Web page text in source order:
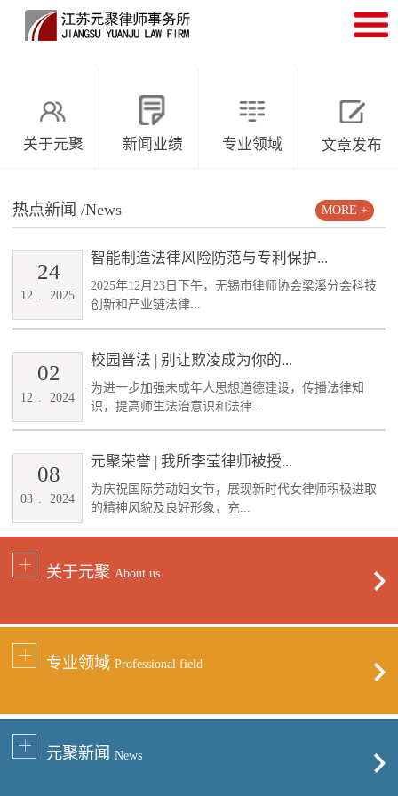
关于元聚 新闻业绩 专业领域 文章发布
热点新闻 /News
智能制造法律风险防范与专利保护...
2025年12月23日下午，无锡市律师协会梁溪分会科技
创新和产业链法律...
12 . 2025
24
校园普法 | 别让欺凌成为你的...
为进一步加强未成年人思想道德建设，传播法律知
识，提高师生法治意识和法律...
12 2024
02
元聚荣誉 | 我所李莹律师被授...
为庆祝国际劳动妇女节，展现新时代女律师积极进取
的精神风貌及良好形象，充...
03 2024
08
MORE +
关于元聚 About us
专业领域 Professional field
元聚新闻 News